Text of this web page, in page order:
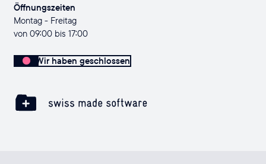
Öffnungszeiten
Montag - Freitag
von 09:00 bis 17:00
Wir haben geschlossen